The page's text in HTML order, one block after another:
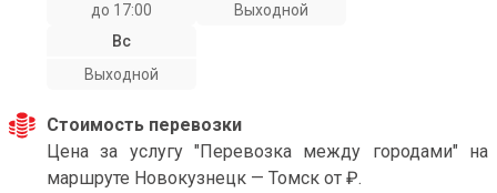
до 17:00
Выходной
Вс
Выходной
Стоимость перевозки
Цена за услугу "Перевозка между городами" на
маршруте Новокузнецк — Томск от ₽.